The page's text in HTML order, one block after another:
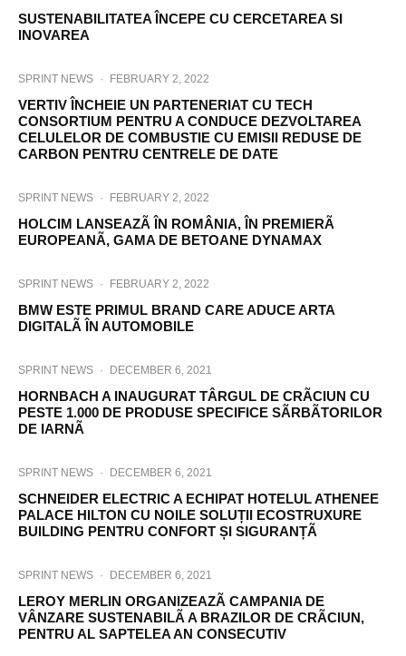
SUSTENABILITATEA ÎNCEPE CU CERCETAREA SI
INOVAREA
SPRINT NEWS · FEBRUARY 2, 2022
VERTIV ÎNCHEIE UN PARTENERIAT CU TECH
CONSORTIUM PENTRU A CONDUCE DEZVOLTAREA
CELULELOR DE COMBUSTIE CU EMISII REDUSE DE
CARBON PENTRU CENTRELE DE DATE
SPRINT NEWS · FEBRUARY 2, 2022
HOLCIM LANSEAZÃ ÎN ROMÂNIA, ÎN PREMIERÃ
EUROPEANÃ, GAMA DE BETOANE DYNAMAX
SPRINT NEWS · FEBRUARY 2, 2022
BMW ESTE PRIMUL BRAND CARE ADUCE ARTA
DIGITALÃ ÎN AUTOMOBILE
SPRINT NEWS · DECEMBER 6, 2021
HORNBACH A INAUGURAT TÂRGUL DE CRÃCIUN CU
PESTE 1.000 DE PRODUSE SPECIFICE SÃRBÃTORILOR
DE IARNÃ
SPRINT NEWS · DECEMBER 6, 2021
SCHNEIDER ELECTRIC A ECHIPAT HOTELUL ATHENEE
PALACE HILTON CU NOILE SOLUȚII ECOSTRUXURE
BUILDING PENTRU CONFORT ȘI SIGURANȚÃ
SPRINT NEWS · DECEMBER 6, 2021
LEROY MERLIN ORGANIZEAZÃ CAMPANIA DE
VÂNZARE SUSTENABILÃ A BRAZILOR DE CRÃCIUN,
PENTRU AL SAPTELEA AN CONSECUTIV